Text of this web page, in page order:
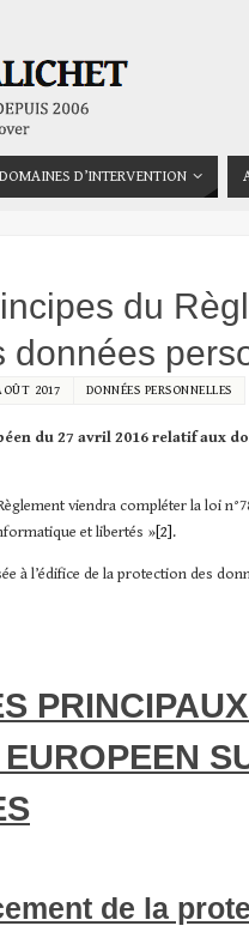
DOMAINES D’INTERVENTION
du
données
2017 DONNÉES PERSONNELLES
du 27 avril 2016 relatif aux
viendra compléter la loi
et libertés » [2] .
à l’édifice de la protection des
de la